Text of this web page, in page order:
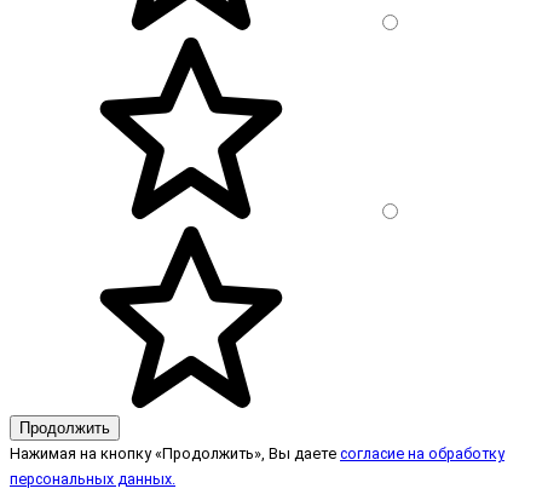
Продолжить
Нажимая на кнопку «Продолжить», Вы даете согласие на обработку
персональных данных.